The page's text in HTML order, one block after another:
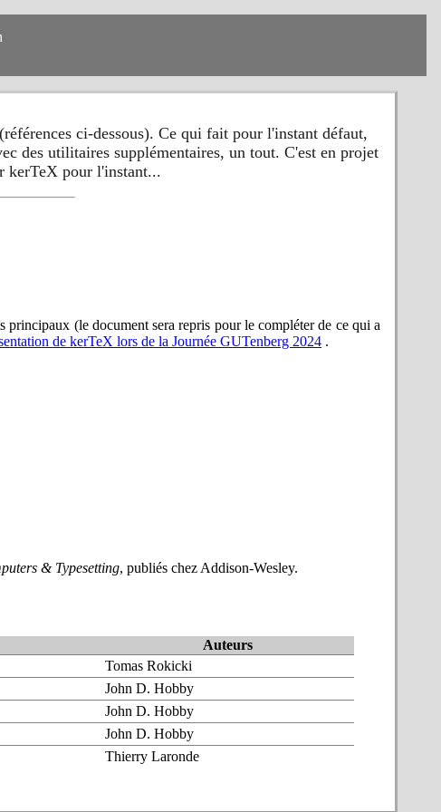
ci-dessous). Ce qui fait pour l'instant défaut,
des utilitaires supplémentaires, un tout. C'est en projet
kerTeX pour l'instant...
(le document sera repris pour le compléter de ce qui a
de kerTeX lors de la Journée GUTenberg 2024 .
& Typesetting, publiés chez Addison-Wesley.
Auteurs
Tomas Rokicki
John D. Hobby
John D. Hobby
John D. Hobby
Thierry Laronde